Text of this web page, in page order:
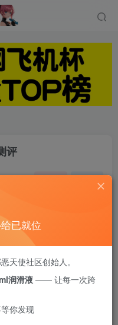
评
都没有了！
，大学生活好！
，上了大学一定有
已就位
天使社区创始人。
润滑液 —— 让每一次跨
你发现